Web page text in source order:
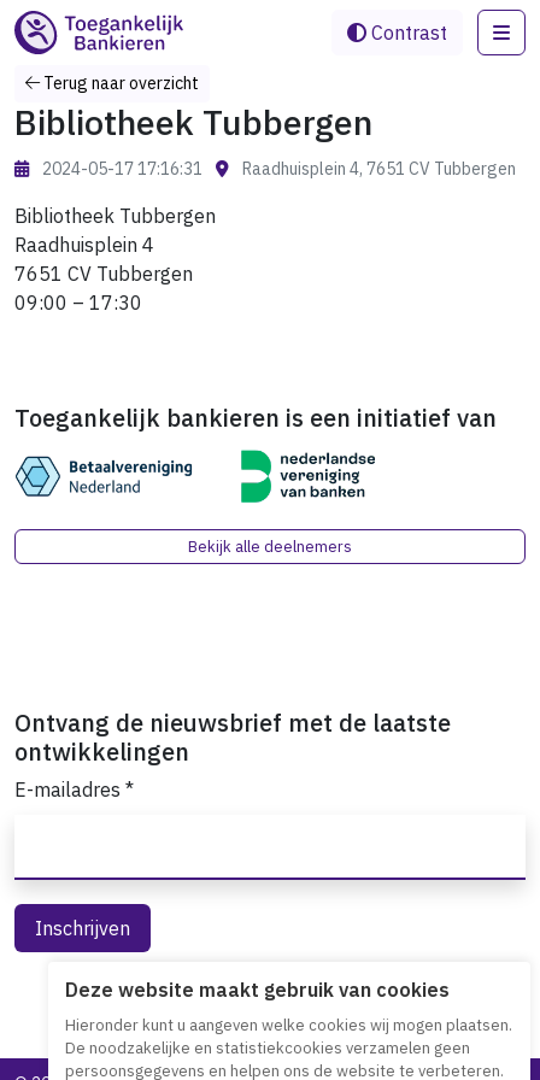
Contrast
Terug naar overzicht
Bibliotheek Tubbergen
2024-05-17 17:16:31 Raadhuisplein 4, 7651 CV Tubbergen
Bibliotheek Tubbergen
Raadhuisplein 4
7651 CV Tubbergen
09:00 – 17:30
Toegankelijk bankieren is een initiatief van
Bekijk alle deelnemers
Ontvang de nieuwsbrief met de laatste
ontwikkelingen
E-mailadres *
Deze website maakt gebruik van cookies
Hieronder kunt u aangeven welke cookies wij mogen plaatsen.
De noodzakelijke en statistiekcookies verzamelen geen
persoonsgegevens en helpen ons de website te verbeteren.